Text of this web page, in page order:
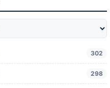
302
298